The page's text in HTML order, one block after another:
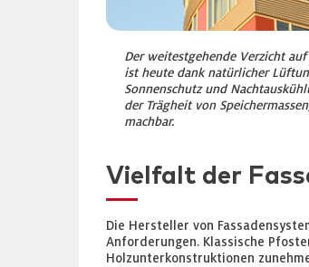
Der weitestgehende Verzicht
ist heute dank natürlicher
Sonnenschutz und
der Trägheit von
machbar.
Vielfalt der
Die Hersteller von
Anforderungen. Klassische
Holzunterkonstruktionen